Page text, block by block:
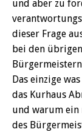
und aber zu
dieser Frage
bei den
Das einzige
das Kurhaus
und warum ein
des